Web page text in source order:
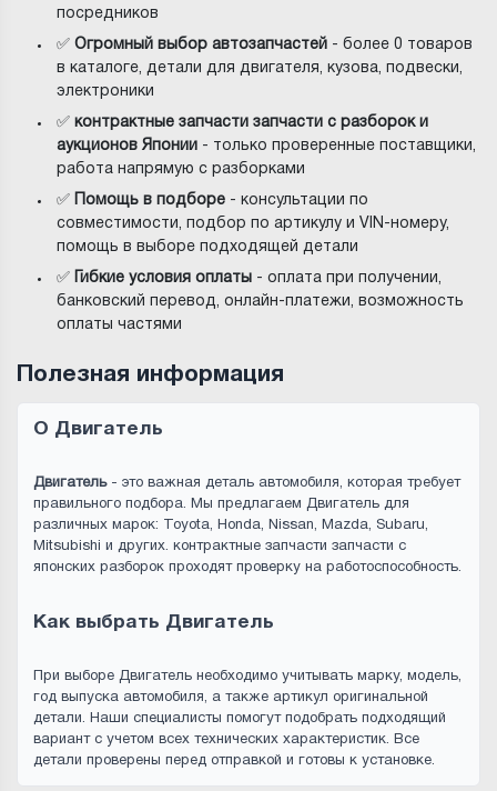
посредников
✅Огромный выбор автозапчастей - более 0 товаров
в каталоге, детали для двигателя, кузова, подвески,
электроники
✅ контрактные запчасти запчасти с разборок и
аукционов Японии - только проверенные поставщики,
работа напрямую с разборками
✅ Помощь в подборе - консультации по
совместимости, подбор по артикулу и VIN-номеру,
помощь в выборе подходящей детали
✅ Гибкие условия оплаты - оплата при получении,
банковский перевод, онлайн-платежи, возможность
оплаты частями
Полезная информация
О Двигатель
Двигатель- это важная деталь автомобиля, которая требует
правильного подбора. Мы предлагаем Двигатель для
различных марок: Toyota, Honda, Nissan, Mazda, Subaru,
Mitsubishi и других. контрактные запчасти запчасти с
японских разборок проходят проверку на работоспособность.
Как выбрать Двигатель
При выборе Двигатель необходимо учитывать марку, модель,
год выпуска автомобиля, а также артикул оригинальной
детали. Наши специалисты помогут подобрать подходящий
вариант с учетом всех технических характеристик. Все
детали проверены перед отправкой и готовы к установке.